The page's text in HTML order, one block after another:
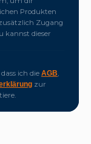
Produkten
Zugang
kannst dieser
ich die AGB
zur